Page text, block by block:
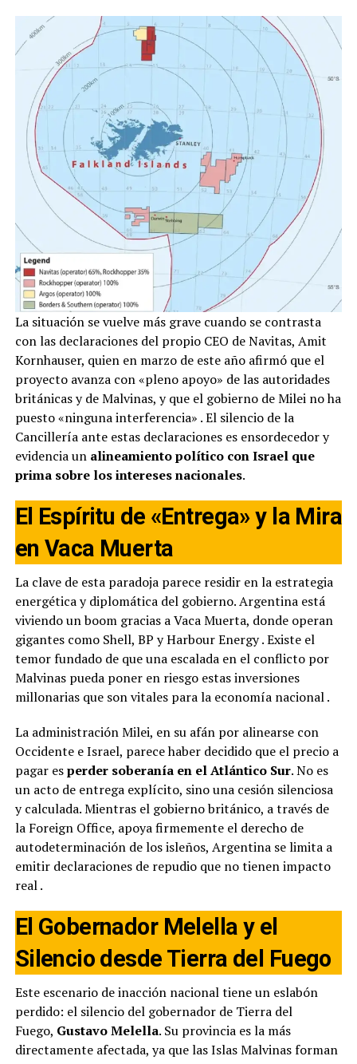
La situación se vuelve más grave cuando se contrasta
con las declaraciones del propio CEO de Navitas, Amit
Kornhauser, quien en marzo de este año afirmó que el
proyecto avanza con «pleno apoyo» de las autoridades
británicas y de Malvinas, y que el gobierno de Milei no ha
puesto «ninguna interferencia» . El silencio de la
Cancillería ante estas declaraciones es ensordecedor y
evidencia un alineamiento político con Israel que
prima sobre los intereses nacionales.
El Espíritu de «Entrega» y la Mira
en Vaca Muerta
La clave de esta paradoja parece residir en la estrategia
energética y diplomática del gobierno. Argentina está
viviendo un boom gracias a Vaca Muerta, donde operan
gigantes como Shell, BP y Harbour Energy. Existe el
temor fundado de que una escalada en el conflicto por
Malvinas pueda poner en riesgo estas inversiones
millonarias que son vitales para la economía nacional.
La administración Milei, en su afán por alinearse con
Occidente e Israel, parece haber decidido que el precio a
pagar esperder soberanía en el Atlántico Sur. No es
un acto de entrega explícito, sino una cesión silenciosa
y calculada. Mientras el gobierno británico, a través de
la Foreign Office, apoya firmemente el derecho de
autodeterminación de los isleños, Argentina se limita a
emitir declaraciones de repudio que no tienen impacto
real.
El Gobernador Melella y el
Silencio desde Tierra del Fuego
Este escenario de inacción nacional tiene un eslabón
perdido: el silencio del gobernador de Tierra del
Fuego, Gustavo Melella. Su provincia es la más
directamente afectada, ya que las Islas Malvinas forman